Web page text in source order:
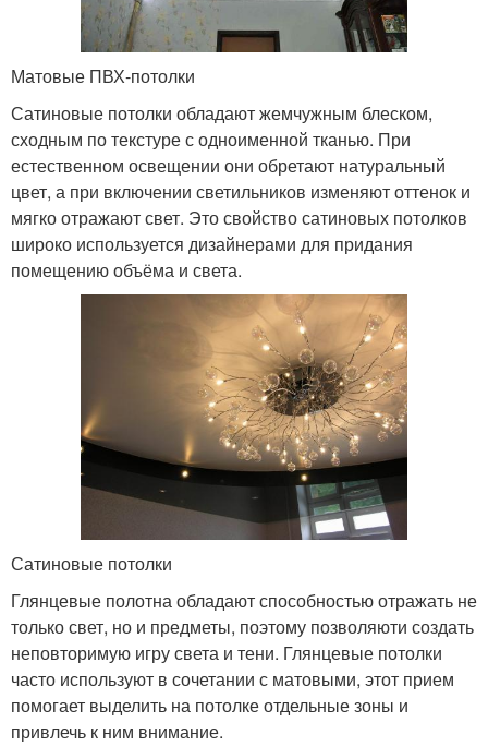
Матовые ПВХ-потолки
Сатиновые потолки обладают жемчужным блеском,
сходным по текстуре с одноименной тканью. При
естественном освещении они обретают натуральный
цвет, а при включении светильников изменяют оттенок и
мягко отражают свет. Это свойство сатиновых потолков
широко используется дизайнерами для придания
помещению объёма и света.
Сатиновые потолки
Глянцевые полотна обладают способностью отражать не
только свет, но и предметы, поэтому позволяюти создать
неповторимую игру света и тени. Глянцевые потолки
часто используют в сочетании с матовыми, этот прием
помогает выделить на потолке отдельные зоны и
привлечь к ним внимание.